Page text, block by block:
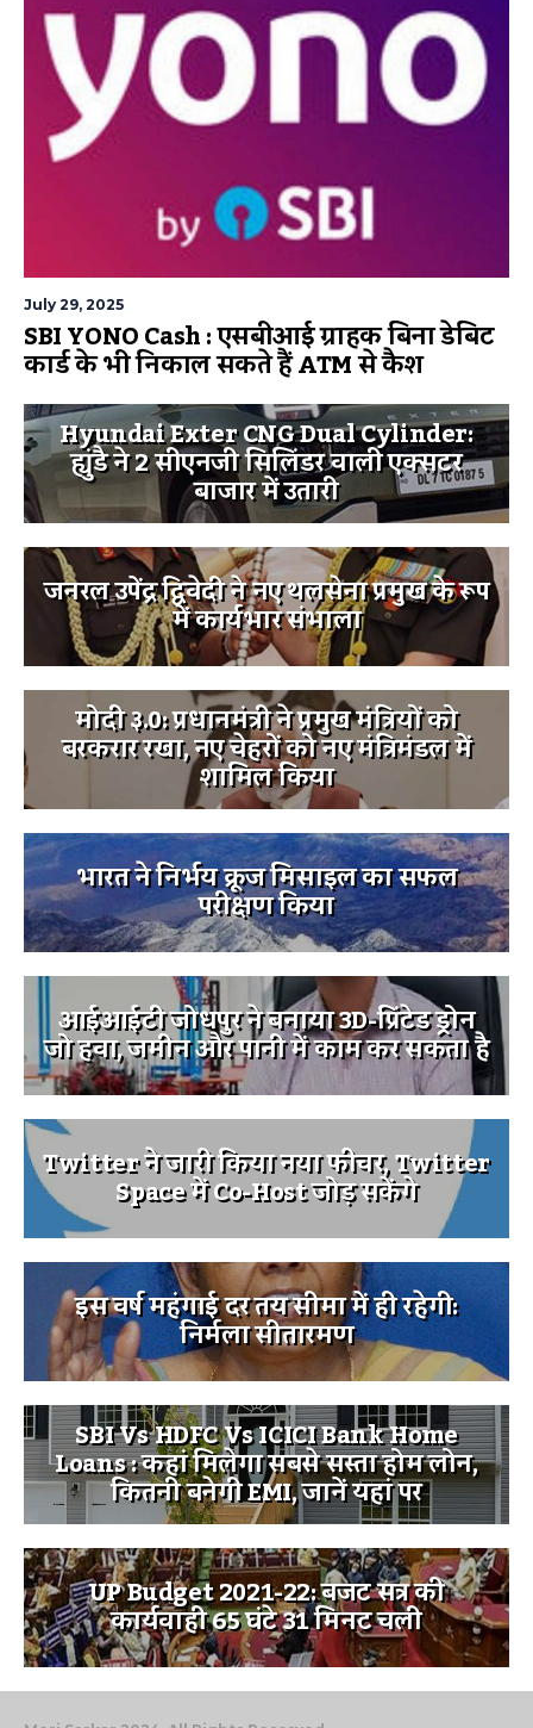
July 29, 2025
SBI YONO Cash : एसबीआई ग्राहक बिना डेबिट
कार्ड के भी निकाल सकते हैं ATM से कैश
Hyundai Exter CNG Dual Cylinder:
ह्युंडै ने 2 सीएनजी सिलिंडर वाली एक्सटर
बाजार में उतारी
जनरल उपेंद्र द्विवेदी ने नए थलसेना प्रमुख के रूप
में कार्यभार संभाला
मोदी ३.0: प्रधानमंत्री ने प्रमुख मंत्रियों को
बरकरार रखा, नए चेहरों को नए मंत्रिमंडल में
शामिल किया
भारत ने निर्भय क्रूज मिसाइल का सफल
परीक्षण किया
आईआईटी जोधपुर ने बनाया 3D-प्रिंटेड ड्रोन
जो हवा, जमीन और पानी में काम कर सकता है
Twitter ने जारी किया नया फीचर, Twitter
Space में Co-Host जोड़ सकेंगे
इस वर्ष महंगाई दर तय सीमा में ही रहेगी:
निर्मला सीतारमण
SBI Vs HDFC Vs ICICI Bank Home
Loans : कहां मिलेगा सबसे सस्ता होम लोन,
कितनी बनेगी EMI, जानें यहां पर
UP Budget 2021-22: बजट सत्र की
कार्यवाही 65 घंटे 31 मिनट चली